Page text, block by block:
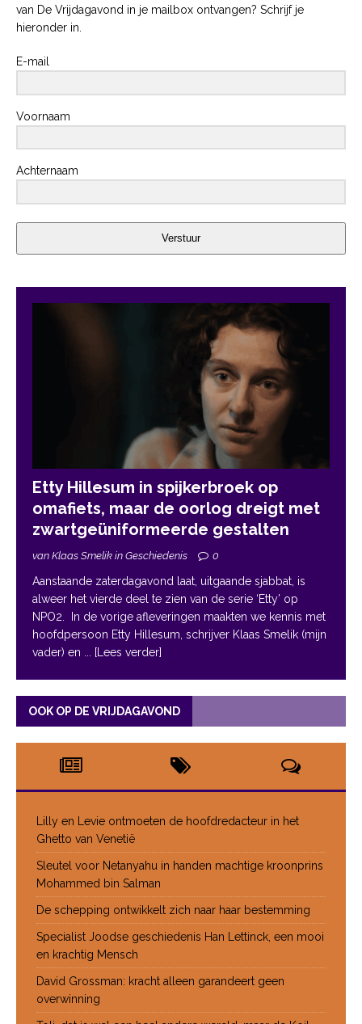
van De Vrijdagavond in je mailbox ontvangen? Schrijf je
hieronder in.
E-mail
Voornaam
Achternaam
Verstuur
Etty Hillesum in spijkerbroek op
omafiets, maar de oorlog dreigt met
zwartgeüniformeerde gestalten
van Klaas Smelik in Geschiedenis 0
Aanstaande zaterdagavond laat, uitgaande sjabbat, is
alweer het vierde deel te zien van de serie ‘Etty’ op
NPO2. In de vorige afleveringen maakten we kennis met
hoofdpersoon Etty Hillesum, schrijver Klaas Smelik (mijn
vader) en
... [Lees verder]
OOK OP DE VRIJDAGAVOND
Lilly en Levie ontmoeten de hoofdredacteur in het
Ghetto van Venetië
Sleutel voor Netanyahu in handen machtige kroonprins
Mohammed bin Salman
De schepping ontwikkelt zich naar haar bestemming
Specialist Joodse geschiedenis Han Lettinck, een mooi
en krachtig Mensch
David Grossman: kracht alleen garandeert geen
overwinning